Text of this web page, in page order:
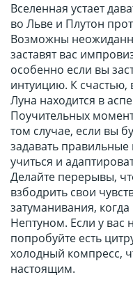
Вселенная устает
во Льве и Плутон
Возможны
заставят вас
особенно если вы
интуицию. К счастью,
Луна находится в
Поучительных
том случае, если вы
задавать
учиться и
Делайте перерывы,
взбодрить свои
затуманивания,
Нептуном. Если у вас
попробуйте есть
холодный компресс,
настоящим.